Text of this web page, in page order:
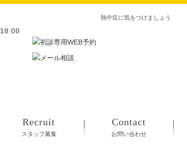
熱中症に気をつけましょう
18:00
Recruit
スタッフ募集
Contact
お問い合わせ